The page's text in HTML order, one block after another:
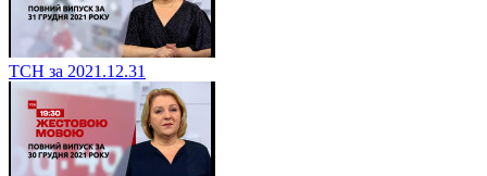
ТСН за 2021.12.31